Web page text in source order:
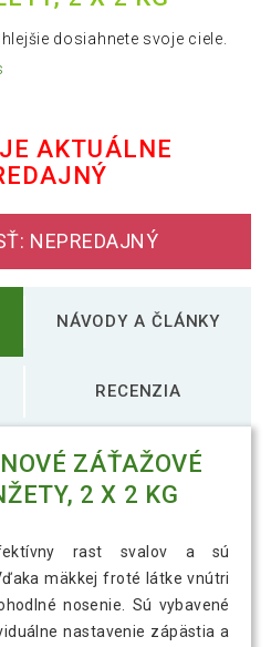
dosiahnete svoje ciele.
AKTUÁLNE
NEPREDAJNÝ
NÁVODY A ČLÁNKY
RECENZIA
ZÁŤAŽOVÉ
2 X 2 KG
rast svalov a sú
mäkkej froté látke vnútri
nosenie. Sú vybavené
nastavenie zápästia a